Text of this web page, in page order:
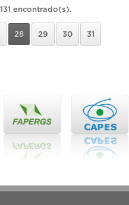
encontrado(s).
28 29 30 31